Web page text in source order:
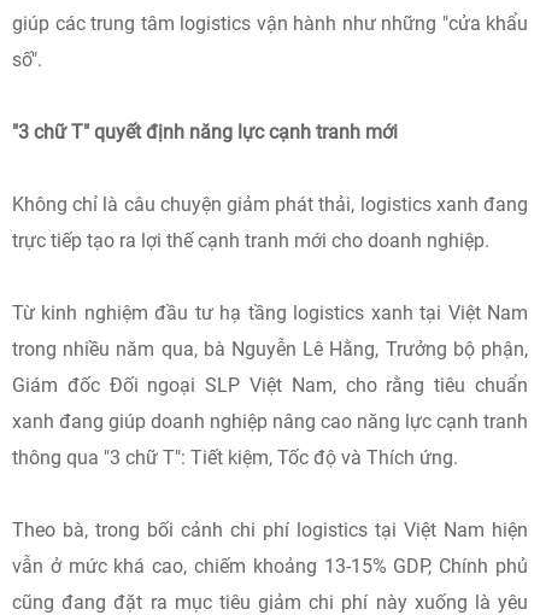
giúp các trung tâm logistics vận hành như những "cửa khẩu
số".
"3 chữ T" quyết định năng lực cạnh tranh mới
Không chỉ là câu chuyện giảm phát thải, logistics xanh đang
trực tiếp tạo ra lợi thế cạnh tranh mới cho doanh nghiệp.
Từ kinh nghiệm đầu tư hạ tầng logistics xanh tại Việt Nam
trong nhiều năm qua, bà Nguyễn Lê Hằng, Trưởng bộ phận,
Giám đốc Đối ngoại SLP Việt Nam, cho rằng tiêu chuẩn
xanh đang giúp doanh nghiệp nâng cao năng lực cạnh tranh
thông qua "3 chữ T": Tiết kiệm, Tốc độ và Thích ứng.
Theo bà, trong bối cảnh chi phí logistics tại Việt Nam hiện
vẫn ở mức khá cao, chiếm khoảng 13-15% GDP, Chính phủ
cũng đang đặt ra mục tiêu giảm chi phí này xuống là yêu